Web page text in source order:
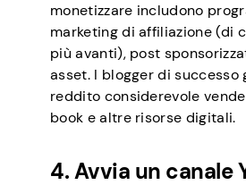
monetizzare includono
marketing di affiliazione (di
più avanti), post
asset. I blogger di successo
reddito considerevole
book e altre risorse digitali.
4. Avvia un canale